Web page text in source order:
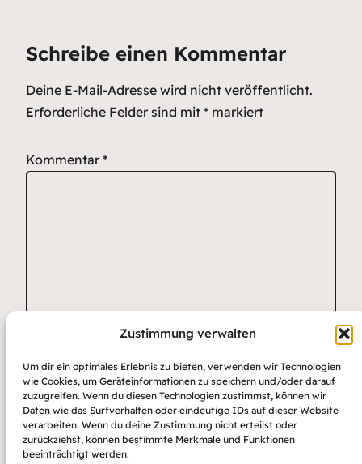
Zustimmung verwalten
Um dir ein optimales Erlebnis zu bieten, verwenden wir Technologien
wie Cookies, um Geräteinformationen zu speichern und/oder darauf
zuzugreifen. Wenn du diesen Technologien zustimmst, können wir
Daten wie das Surfverhalten oder eindeutige IDs auf dieser Website
verarbeiten. Wenn du deine Zustimmung nicht erteilst oder
zurückziehst, können bestimmte Merkmale und Funktionen
beeinträchtigt werden.
Schreibe einen Kommentar
Deine E-Mail-Adresse wird nicht veröffentlicht.
Erforderliche Felder sind mit * markiert
Kommentar *
Name
E-Mail-Adresse
*
Website